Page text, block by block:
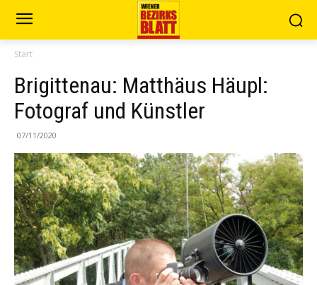
Start
Brigittenau: Matthäus Häupl:
Fotograf und Künstler
07/11/2020